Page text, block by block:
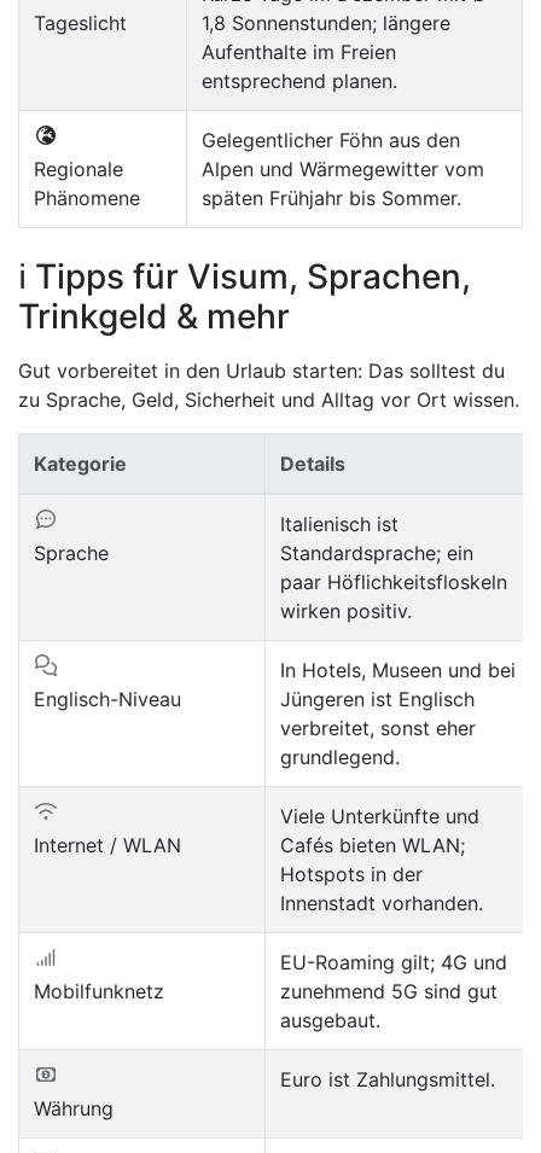
Tageslicht
1,8 Sonnenstunden; längere
Aufenthalte im Freien
entsprechend planen.
Regionale
Phänomene
Gelegentlicher Föhn aus den
Alpen und Wärmegewitter vom
späten Frühjahr bis Sommer.
ℹ️ Tipps für Visum, Sprachen,
Trinkgeld & mehr
Gut vorbereitet in den Urlaub starten: Das solltest du
zu Sprache, Geld, Sicherheit und Alltag vor Ort wissen.
Kategorie Details
Sprache
Italienisch ist
Standardsprache; ein
paar Höflichkeitsfloskeln
wirken positiv.
Englisch-Niveau
In Hotels, Museen und bei
Jüngeren ist Englisch
verbreitet, sonst eher
grundlegend.
Internet / WLAN
Viele Unterkünfte und
Cafés bieten WLAN;
Hotspots in der
Innenstadt vorhanden.
Mobilfunknetz
EU-Roaming gilt; 4G und
zunehmend 5G sind gut
ausgebaut.
Währung
Euro ist Zahlungsmittel.